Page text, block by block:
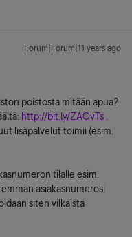
Forum|Forum|11 years ago
poistosta mitään apua?
http://bit.ly/ZAOvTs
lisäpalvelut toimii (esim.
tilalle esim.
asiakasnumerosi
siten vilkaista